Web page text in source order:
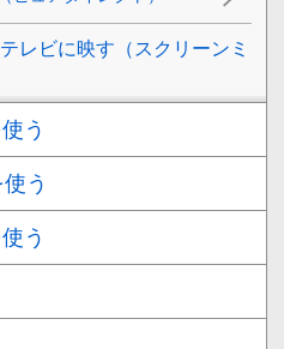
レビに映す（スクリーンミ
う
う
う